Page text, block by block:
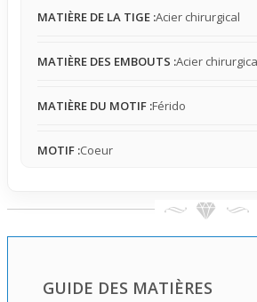
vêtements courts. Il complète
estival en apportant une note
restant confortable.
MATIÈRE DE LA TIGE :Acier chirurgical
MATIÈRE DES EMBOUTS :Acier
MATIÈRE DU MOTIF :Férido
MOTIF :Coeur
GUIDE DES MATIÈRES